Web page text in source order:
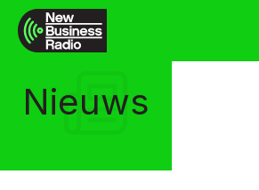
Nieuws